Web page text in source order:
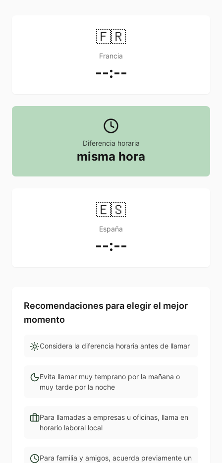
🇫🇷
Francia
--:--
Diferencia horaria
misma hora
🇪🇸
España
--:--
Recomendaciones para elegir el mejor
momento
Considera la diferencia horaria antes de llamar
Evita llamar muy temprano por la mañana o
muy tarde por la noche
Para llamadas a empresas u oficinas, llama en
horario laboral local
Para familia y amigos, acuerda previamente un